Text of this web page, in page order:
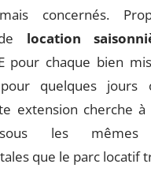
concernés.
location
pour chaque bien
quelques jours
extension cherche à
les mêmes
que le parc locatif